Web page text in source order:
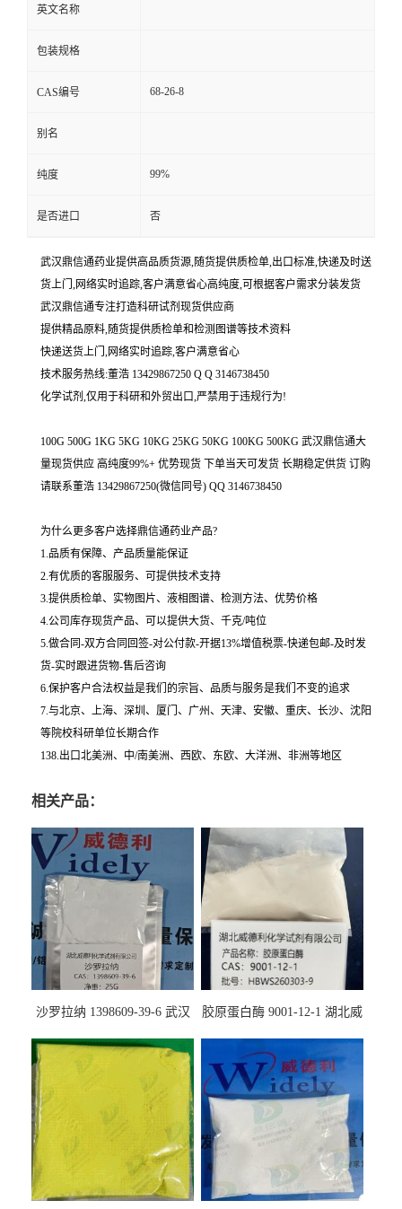
英文名称
包装规格
CAS编号 68-26-8
别名
纯度 99%
是否进口 否
武汉鼎信通药业提供高品质货源,随货提供质检单,出口标准,快递及时送
货上门,网络实时追踪,客户满意省心高纯度,可根据客户需求分装发货
武汉鼎信通专注打造科研试剂现货供应商
提供精品原料,随货提供质检单和检测图谱等技术资料
快递送货上门,网络实时追踪,客户满意省心
技术服务热线:董浩 13429867250 Q Q 3146738450
化学试剂,仅用于科研和外贸出口,严禁用于违规行为!
100G 500G 1KG 5KG 10KG 25KG 50KG 100KG 500KG 武汉鼎信通大
量现货供应 高纯度99%+ 优势现货 下单当天可发货 长期稳定供货 订购
请联系董浩 13429867250(微信同号) QQ 3146738450
为什么更多客户选择鼎信通药业产品?
1.品质有保障、产品质量能保证
2.有优质的客服服务、可提供技术支持
3.提供质检单、实物图片、液相图谱、检测方法、优势价格
4.公司库存现货产品、可以提供大货、千克/吨位
5.做合同-双方合同回签-对公付款-开据13%增值税票-快递包邮-及时发
货-实时跟进货物-售后咨询
6.保护客户合法权益是我们的宗旨、品质与服务是我们不变的追求
7.与北京、上海、深圳、厦门、广州、天津、安徽、重庆、长沙、沈阳
等院校科研单位长期合作
138.出口北美洲、中/南美洲、西欧、东欧、大洋洲、非洲等地区
相关产品：
沙罗拉纳 1398609-39-6 武汉
胶原蛋白酶 9001-12-1 湖北威